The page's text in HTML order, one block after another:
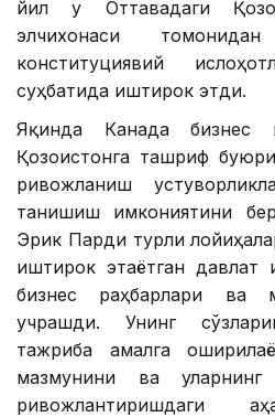
йил у Оттавадаги
элчихонаси
конституциявий
суҳбатида иштирок этди.
Яқинда Канада бизнес
Қозоғистонга ташриф
ривожланиш
танишиш имкониятини
Эрик Парди турли
иштирок этаётган давлат
бизнес раҳбарлари ва
учрашди. Унинг
тажриба амалга
мазмунини ва уларнинг
ривожлантиришдаги